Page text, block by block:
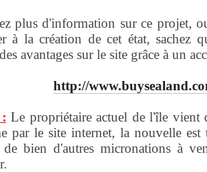
plus d'information sur ce projet,
à la création de cet état, sachez
avantages sur le site grâce à un
http://
Le propriétaire actuel de l'île vient
par le site internet, la nouvelle
de bien d'autres micronations à